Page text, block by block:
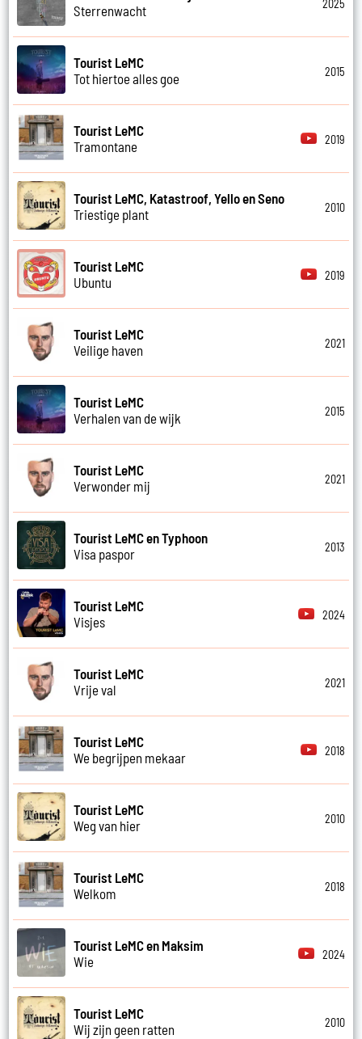
Sterrenwacht
2025
Tourist LeMC
Tot hiertoe alles goe
2015
Tourist LeMC
Tramontane
2019
Tourist LeMC, Katastroof, Yello en Seno
Triestige plant
2010
Tourist LeMC
Ubuntu
2019
Tourist LeMC
Veilige haven
2021
Tourist LeMC
Verhalen van de wijk
2015
Tourist LeMC
Verwonder mij
2021
Tourist LeMC en Typhoon
Visa paspor
2013
Tourist LeMC
Visjes
2024
Tourist LeMC
Vrije val
2021
Tourist LeMC
We begrijpen mekaar
2018
Tourist LeMC
Weg van hier
2010
Tourist LeMC
Welkom
2018
Tourist LeMC en Maksim
Wie
2024
Tourist LeMC
Wij zijn geen ratten
2010